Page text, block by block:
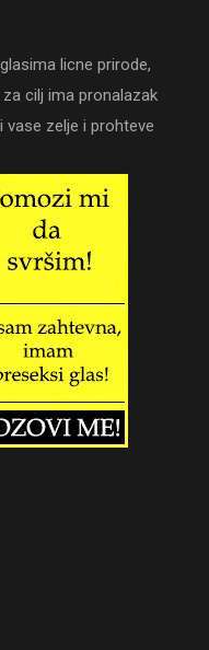
licne prirode,
cilj ima pronalazak
zelje i prohteve